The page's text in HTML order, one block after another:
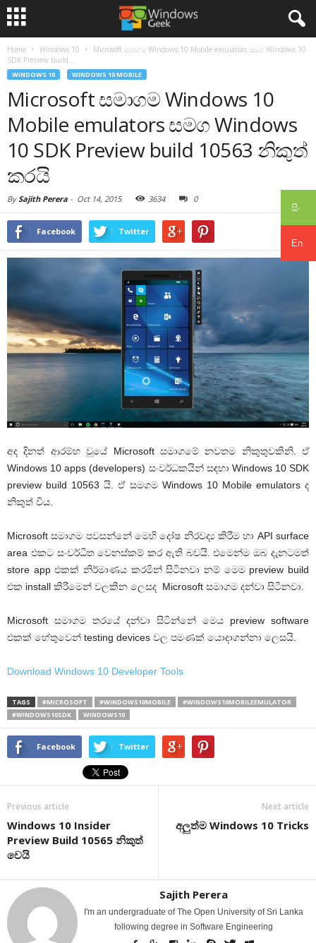
සිං
En
Home Windows 10
Microsoft සමාගම Windows 10 Mobile emulators සමග Windows 10
SDK Preview build...
WINDOWS 10 WINDOWS 10 MOBILE
Microsoft සමාගම Windows 10
Mobile emulators සමග Windows
10 SDK Preview build 10563 නිකුත්
කරයි
BySajith Perera - Oct 14, 2015 3634 0
Facebook Twitter
අද දිනත් ආරම්භ වූයේ Microsoft සමාගමේ නවතම නිකුතුවකිනි. ඒ
Windows 10 apps (developers) සංවර්ධකයින් සඳහා Windows 10 SDK
preview build 10563 යි. ඒ සමගම Windows 10 Mobile emulators ද
නිකුත් විය.
Microsoft සමාගම පවසන්නේ මෙහි දෝෂ නිරවද්‍ය කිරීම හා API surface
area එකට සංවර්ධිත වෙනස්කම් කර ඇති බවයි. එමෙන්ම ඔබ දැනටමත්
store app එකක් නිර්මාණය කරමින් සිටිනවා නම් මෙම preview build
එක install කිරීමෙන් වලකින ලෙසද Microsoft සමාගම දන්වා සිටිනවා.
Microsoft සමාගම තරයේ දන්වා සිටින්නේ මෙය preview software
එකක් හේතුවෙන් testing devices වල පමණක් යොදාගන්නා ලෙසයි.
Download Windows 10 Developer Tools
TAGS #MICROSOFT #WINDOWS10MOBILE
#WINDOWS10MOBILEEMULATOR
#WINDOWS10SDK
WINDOWS10
Facebook Twitter
Previous article
Windows 10 Insider
Preview Build 10565 නිකුත්
වෙයි
Next article
අලුත්ම Windows 10 Tricks
Sajith Perera
I'm an undergraduate of The Open University of Sri Lanka
following degree in Software Engineering